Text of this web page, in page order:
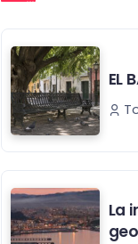
EL
La